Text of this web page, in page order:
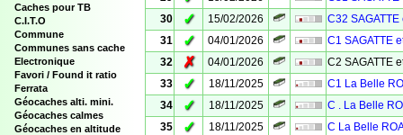
Caches pour TB
C.I.T.O
Commune
Communes sans cache
Electronique
Favori / Found it ratio
Ferrata
Géocaches alti. mini.
Géocaches calmes
Géocaches en altitude
30
✓ 15/02/2026
C32 SAGATTE
31
✓ 04/01/2026
C1 SAGATTE
32
✗ 04/01/2026
C2 SAGATTE
33
✓ 18/11/2025
C1 La Belle
34
✓ 18/11/2025
C . La Belle
35
✓ 18/11/2025
C La Belle